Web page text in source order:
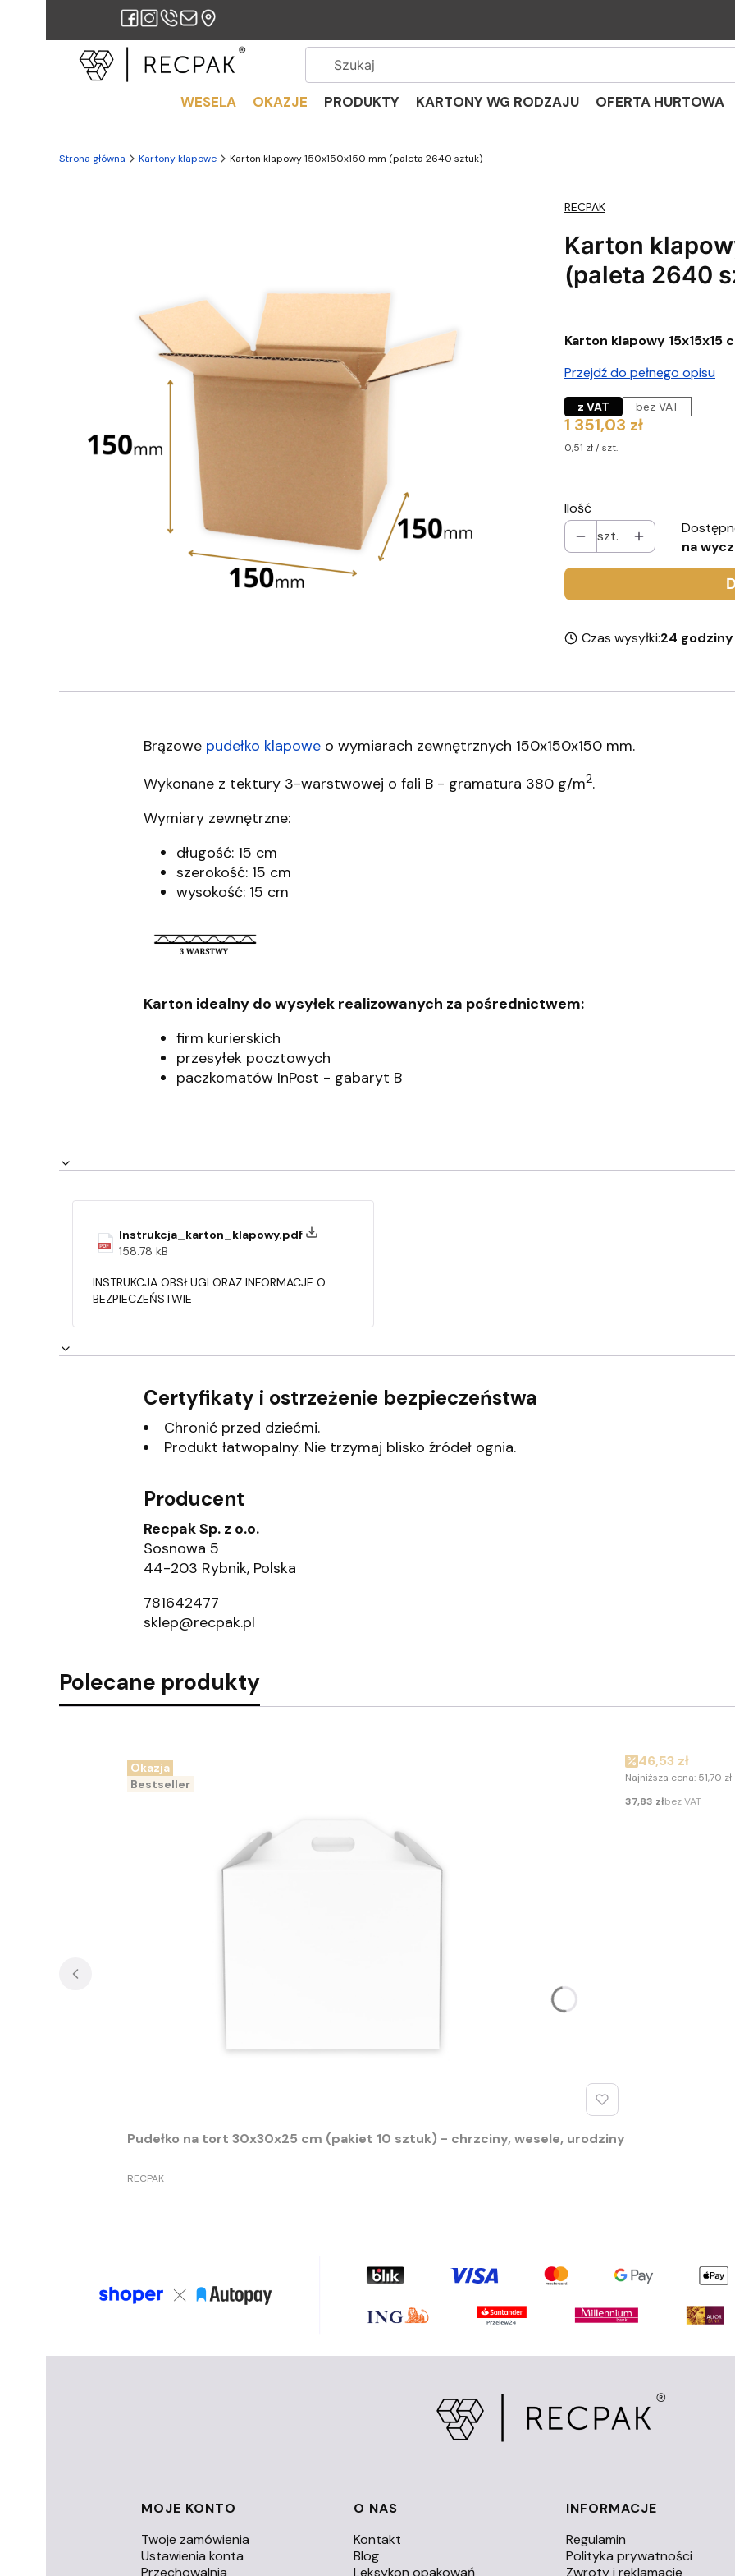
WESELA OKAZJE PRODUKTY KARTONY WG RODZAJU OFERTA HURTOWA
Strona główna Kartony klapowe Karton klapowy 150x150x150 mm (paleta 2640 sztuk)
RECPAK
Karton
(paleta 2640
Karton klapowy 15x15x15
Przejdź do pełnego opisu
z VAT bez VAT
Cena
1 351,03 zł
0,51 zł / szt.
Ilość
szt.
na
Czas wysyłki:24 godziny
Brązowe pudełko klapoweo wymiarach zewnętrznych 150x150x150 mm.
Wykonane z tektury 3-warstwowej o fali B - gramatura 380 g/m2.
Wymiary zewnętrzne:
długość: 15 cm
szerokość: 15 cm
wysokość: 15 cm
Karton idealny do wysyłek realizowanych za pośrednictwem:
firm kurierskich
przesyłek pocztowych
paczkomatów InPost - gabaryt B
Instrukcja_karton_klapowy.pdf
158.78 kB
INSTRUKCJA OBSŁUGI ORAZ INFORMACJE O
BEZPIECZEŃSTWIE
Certyfikaty i ostrzeżenie bezpieczeństwa
Chronić przed dziećmi.
Produkt łatwopalny. Nie trzymaj blisko źródeł ognia.
Producent
Recpak Sp. z o.o.
Sosnowa 5
44-203 Rybnik, Polska
781642477
sklep@recpak.pl
Polecane produkty
Okazja
Bestseller
Pudełko na tort 30x30x25 cm (pakiet 10 sztuk) - chrzciny, wesele, urodziny
PRODUCENT
RECPAK
Cena promocyjna
46,53 zł
Najniższa cena:51,70 zł
Cena
37,83 złbez VAT
Linki w stopce
MOJE KONTO
Twoje zamówienia
Ustawienia konta
Przechowalnia
O NAS
Kontakt
Blog
Leksykon opakowań
INFORMACJE
Regulamin
Polityka prywatności
Zwroty i reklamacje